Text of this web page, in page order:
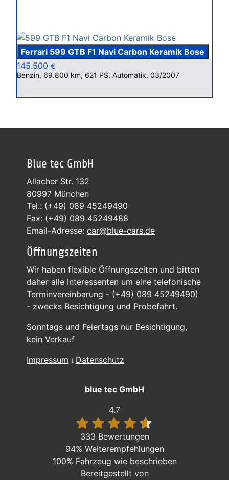
Ferrari 599 GTB F1 Navi Carbon Keramik Bose
145.500 €
Benzin, 69.800 km, 621 PS, Automatik, 03/2007
Blue tec GmbH
Allacher Str. 132
80997 München
Tel.: (+49) 089 45249490
Fax: (+49) 089 45249488
Email-Adresse: car@blue-cars.de
Öffnungszeiten
Wir haben flexible Öffnungszeiten und bitten
daher alle Interessenten um eine telefonische
Terminvereinbarung - (+49) 089 45249490)
- zwecks Besichtigung und Probefahrt.
Sonntags und Feiertags nur Besichtigung,
kein Verkauf
Impressum ι Datenschutz
blue tec GmbH
4.7
333 Bewertungen
94% Weiterempfehlungen
100% Fahrzeug wie beschrieben
Bereitgestellt von